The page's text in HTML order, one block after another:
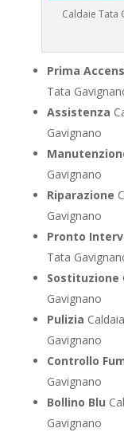
Caldaie Tata
Prima
Tata
Assistenza
Gavignano
Gavignano
Riparazione
Gavignano
Pronto
Tata
Sostituzione
Gavignano
Pulizia
Gavignano
Controllo
Gavignano
Bollino Blu
Gavignano